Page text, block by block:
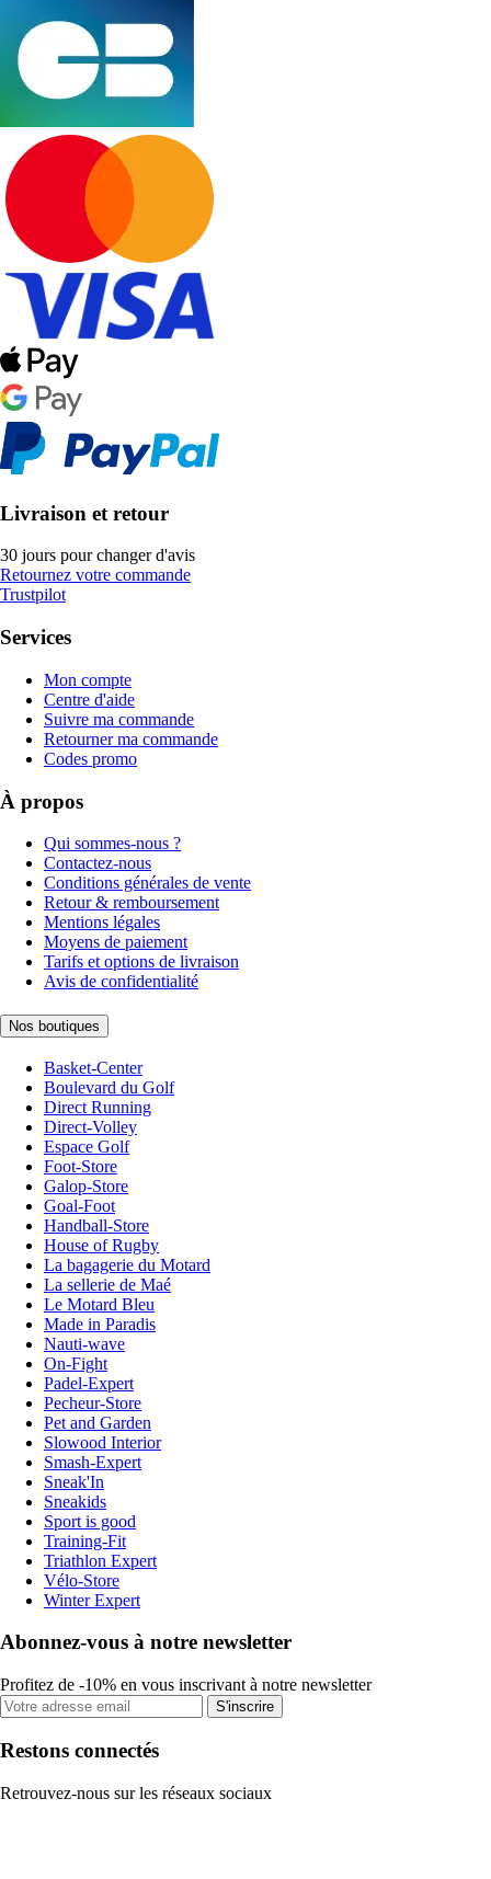
Livraison et retour
30 jours pour changer d'avis
Retournez votre commande
Trustpilot
Services
Mon compte
Centre d'aide
Suivre ma commande
Retourner ma commande
Codes promo
À propos
Qui sommes-nous ?
Contactez-nous
Conditions générales de vente
Retour & remboursement
Mentions légales
Moyens de paiement
Tarifs et options de livraison
Avis de confidentialité
Nos boutiques
Basket-Center
Boulevard du Golf
Direct Running
Direct-Volley
Espace Golf
Foot-Store
Galop-Store
Goal-Foot
Handball-Store
House of Rugby
La bagagerie du Motard
La sellerie de Maé
Le Motard Bleu
Made in Paradis
Nauti-wave
On-Fight
Padel-Expert
Pecheur-Store
Pet and Garden
Slowood Interior
Smash-Expert
Sneak'In
Sneakids
Sport is good
Training-Fit
Triathlon Expert
Vélo-Store
Winter Expert
Abonnez-vous à notre newsletter
Profitez de -10% en vous inscrivant à notre newsletter
S'inscrire
Restons connectés
Retrouvez-nous sur les réseaux sociaux